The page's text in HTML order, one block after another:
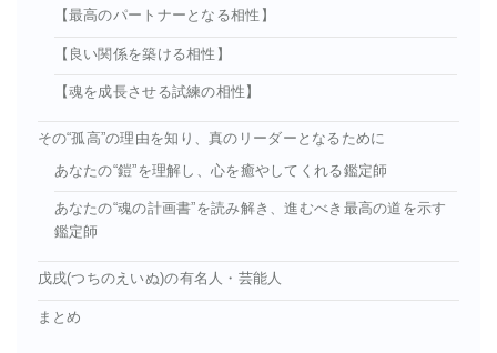
【最高のパートナーとなる相性】
【良い関係を築ける相性】
【魂を成長させる試練の相性】
その“孤高”の理由を知り、真のリーダーとなるために
あなたの“鎧”を理解し、心を癒やしてくれる鑑定師
あなたの“魂の計画書”を読み解き、進むべき最高の道を示す
鑑定師
戊戌(つちのえいぬ)の有名人・芸能人
まとめ